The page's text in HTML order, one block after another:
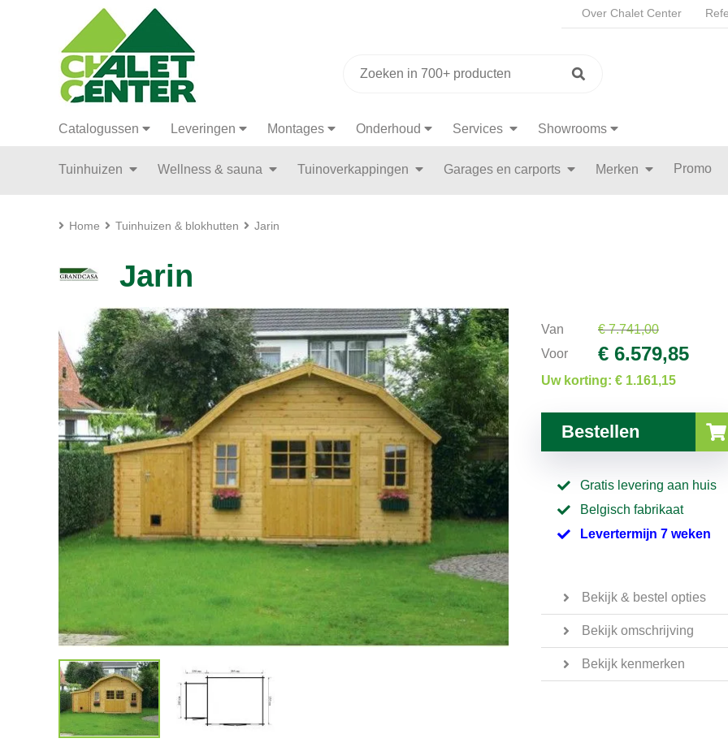
Over Chalet Center
Catalogussen Leveringen Montages Onderhoud Services Showrooms
Tuinhuizen Wellness & sauna Tuinoverkappingen Garages en carports Merken Promo
Home Tuinhuizen & blokhutten Jarin
Jarin
Van
€ 7.741,00
Voor
€ 6.579,85
Uw korting: € 1.161,15
Bestellen
Gratis levering aan huis
Belgisch fabrikaat
Levertermijn 7 weken
Bekijk & bestel opties
Bekijk omschrijving
Bekijk kenmerken